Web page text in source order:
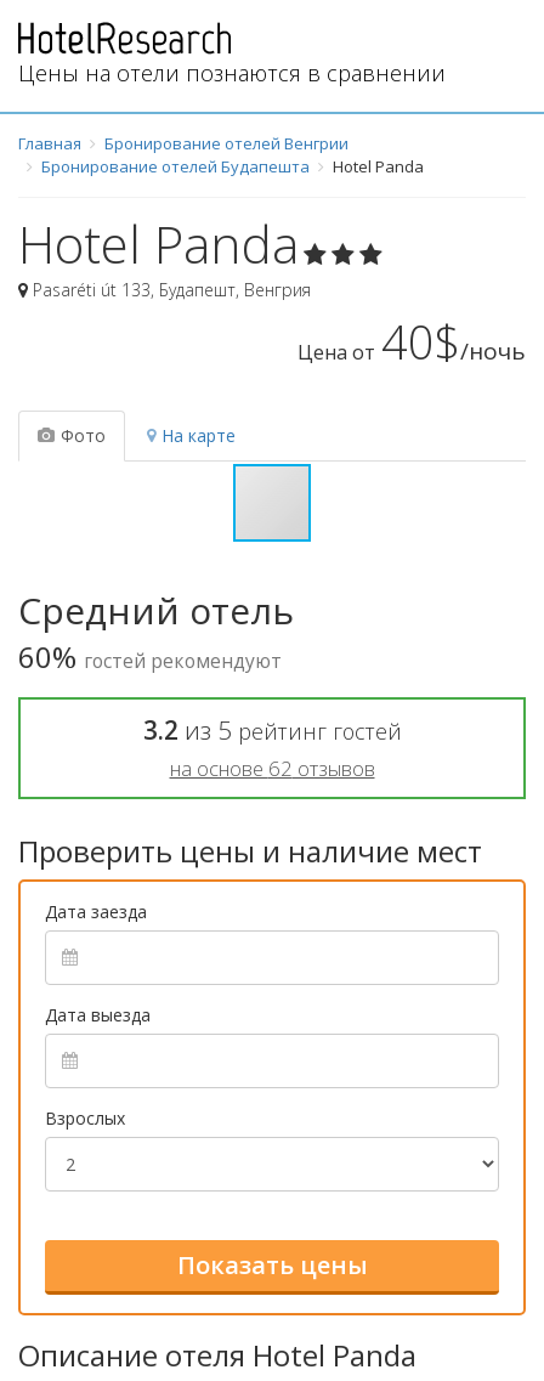
Цены на отели познаются в сравнении
Главная
Бронирование отелей Венгрии
Бронирование отелей Будапешта
Hotel Panda
Hotel Panda
Pasaréti út 133, Будапешт, Венгрия
Цена от 40$/ночь
Фото На карте
Средний отель
60% гостей рекомендуют
3.2 из 5 рейтинг гостей
на основе 62 отзывов
Проверить цены и наличие мест
Дата заезда
Дата выезда
Взрослых
Описание отеля Hotel Panda